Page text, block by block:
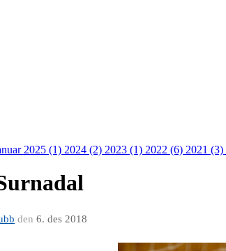
2025 (1) 2024 (2) 2023 (1) 2022 (6) 2021 (3)
den 6. des 2018